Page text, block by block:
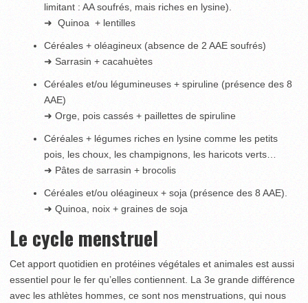
limitant : AA soufrés, mais riches en lysine).
➜ Quinoa + lentilles
Céréales + oléagineux (absence de 2 AAE soufrés)
➜ Sarrasin + cacahuètes
Céréales et/ou légumineuses + spiruline (présence des 8
AAE)
➜ Orge, pois cassés + paillettes de spiruline
Céréales + légumes riches en lysine comme les petits
pois, les choux, les champignons, les haricots verts…
➜ Pâtes de sarrasin + brocolis
Céréales et/ou oléagineux + soja (présence des 8 AAE).
➜ Quinoa, noix + graines de soja
Le cycle menstruel
Cet apport quotidien en protéines végétales et animales est aussi
essentiel pour le fer qu’elles contiennent. La 3e grande différence
avec les athlètes hommes, ce sont nos menstruations, qui nous